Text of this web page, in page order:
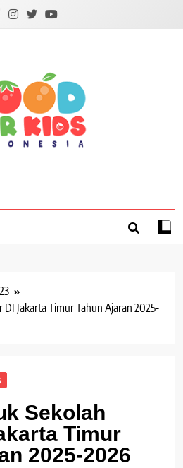
23
DI Jakarta Timur Tahun Ajaran 2025-
Sekolah
Timur
2025-2026